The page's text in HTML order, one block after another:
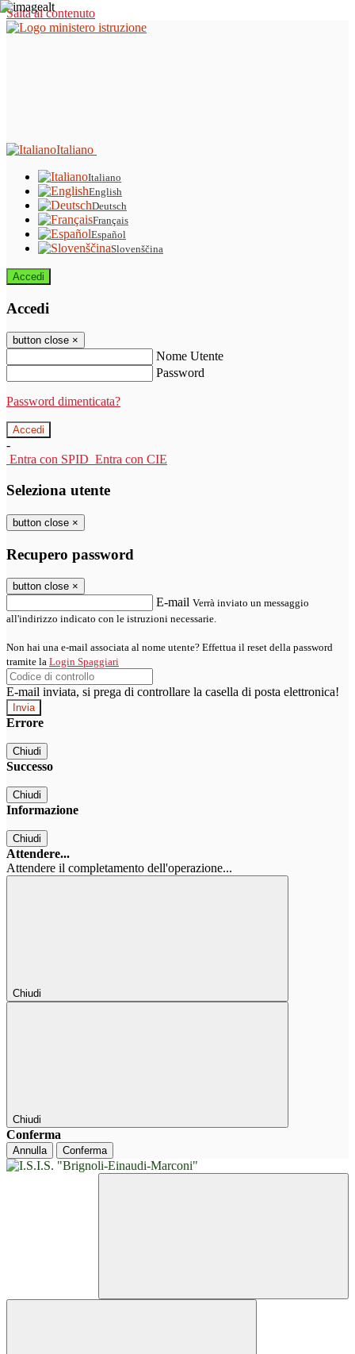
Salta al contenuto
Italiano
Italiano
English
Deutsch
Français
Español
Slovenščina
Accedi
Accedi
button close ×
Nome Utente
Password
Password dimenticata?
-
Entra con SPID Entra con CIE
Seleziona utente
button close ×
Recupero password
button close ×
E-mail Verrà inviato un messaggio
all'indirizzo indicato con le istruzioni necessarie.
Non hai una e-mail associata al nome utente? Effettua il reset della password
tramite la Login Spaggiari
E-mail inviata, si prega di controllare la casella di posta elettronica!
Errore
Chiudi
Successo
Chiudi
Informazione
Chiudi
Attendere...
Attendere il completamento dell'operazione...
Chiudi
Chiudi
Conferma
Annulla Conferma